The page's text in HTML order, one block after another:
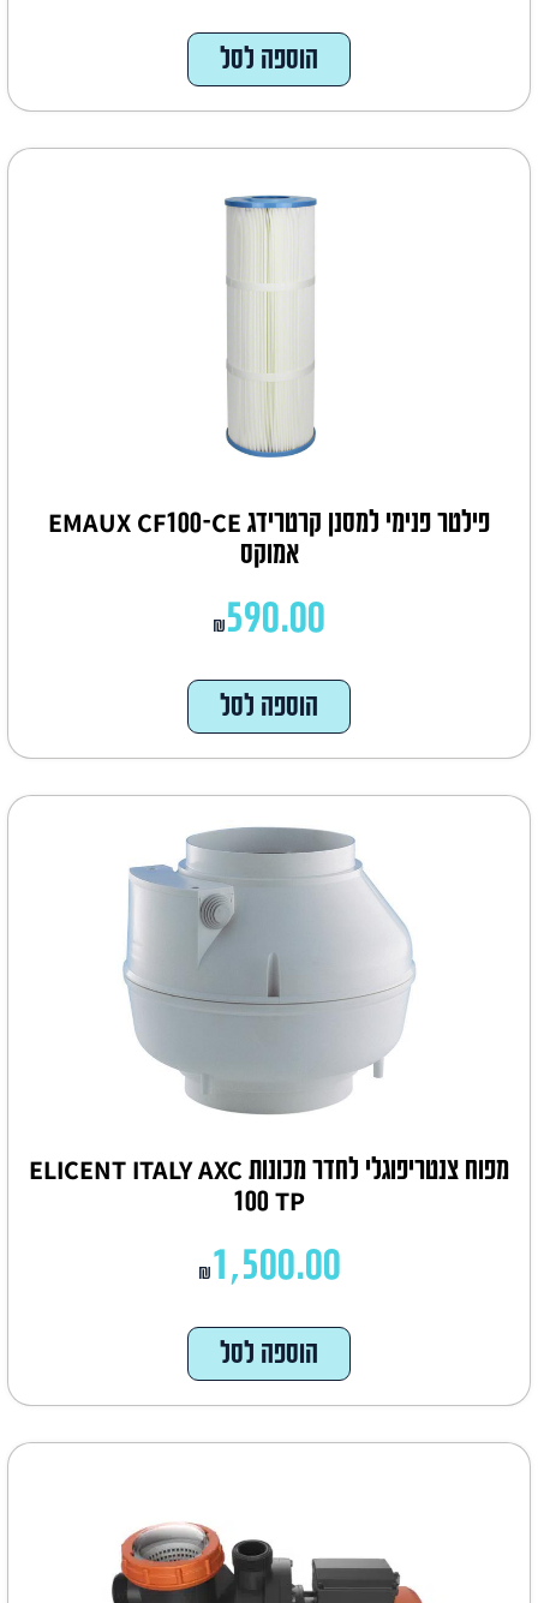
הוספה לסל
פילטר פנימי למסנן קרטרידג EMAUX CF100-CE
אמוקס
₪590.00
הוספה לסל
מפוח צנטריפוגלי לחדר מכונות ELICENT ITALY AXC
100 TP
₪ 1,500.00
הוספה לסל